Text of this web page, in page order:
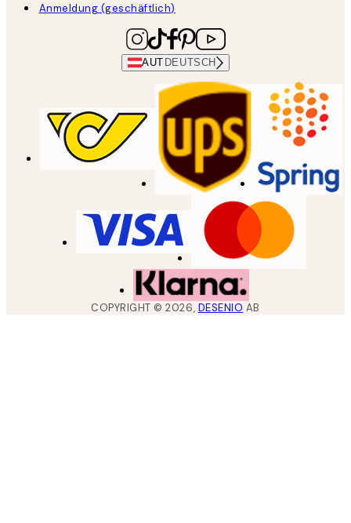
Anmeldung (geschäftlich)
AUT DEUTSCH
COPYRIGHT ©2026, DESENIO AB